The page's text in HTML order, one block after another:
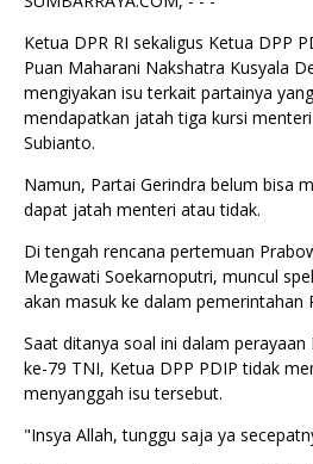
Ketua DPR RI sekaligus Ketua DPP
Puan Maharani Nakshatra Kusyala
mengiyakan isu terkait partainya
mendapatkan jatah tiga kursi
Subianto.
Namun, Partai Gerindra belum bisa
dapat jatah menteri atau tidak.
Di tengah rencana pertemuan
Megawati Soekarnoputri, muncul
akan masuk ke dalam pemerintahan
Saat ditanya soal ini dalam perayaan
ke-79 TNI, Ketua DPP PDIP tidak
menyanggah isu tersebut.
"Insya Allah, tunggu saja ya